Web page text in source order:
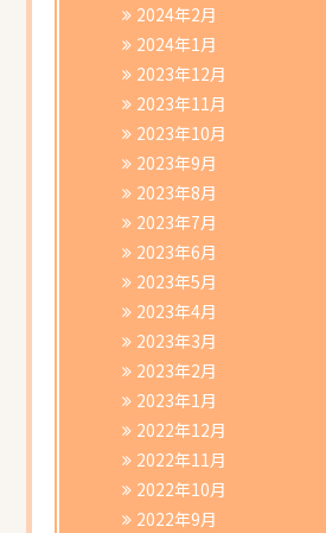
2024年2月
2024年1月
2023年12月
2023年11月
2023年10月
2023年9月
2023年8月
2023年7月
2023年6月
2023年5月
2023年4月
2023年3月
2023年2月
2023年1月
2022年12月
2022年11月
2022年10月
2022年9月